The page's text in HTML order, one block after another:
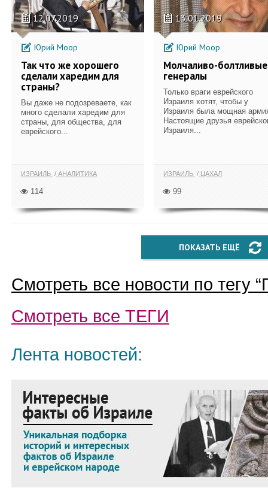
12.07.2019
Юрий Моор
Так что же хорошего
сделали харедим для
страны?
Вы даже не подозреваете, как
много сделали харедим для
страны, для общества, для
еврейского...
ИЗРАИЛЬ АНАЛИТИКА
114
13.01.2019
Юрий Моор
Молчаливо-болтливые
генералы
Только враги еврейского
Израиля хотят, чтобы у
Израиля была мощная
Настоящие друзья
Израиля...
ИЗРАИЛЬ ЦАХАЛ
99
ПОКАЗАТЬ ЕЩЁ
Смотреть все новости по тегу “
Смотреть все ТЕГИ
Лента новостей: